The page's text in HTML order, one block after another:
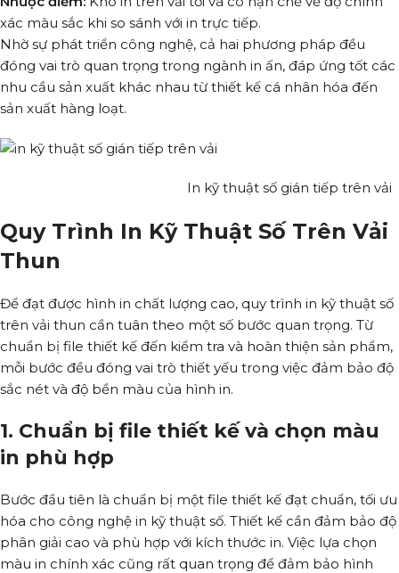
xác màu sắc khi so sánh với in trực tiếp.
Nhờ sự phát triển công nghệ, cả hai phương pháp đều
đóng vai trò quan trọng trong ngành in ấn, đáp ứng tốt các
nhu cầu sản xuất khác nhau từ thiết kế cá nhân hóa đến
sản xuất hàng loạt.
In kỹ thuật số gián tiếp trên vải
Quy Trình In Kỹ Thuật Số Trên Vải
Thun
Để đạt được hình in chất lượng cao, quy trình in kỹ thuật số
trên vải thun cần tuân theo một số bước quan trọng. Từ
chuẩn bị file thiết kế đến kiểm tra và hoàn thiện sản phẩm,
mỗi bước đều đóng vai trò thiết yếu trong việc đảm bảo độ
sắc nét và độ bền màu của hình in.
1. Chuẩn bị file thiết kế và chọn màu
in phù hợp
Bước đầu tiên là chuẩn bị một file thiết kế đạt chuẩn, tối ưu
hóa cho công nghệ in kỹ thuật số. Thiết kế cần đảm bảo độ
phân giải cao và phù hợp với kích thước in. Việc lựa chọn
màu in chính xác cũng rất quan trọng để đảm bảo hình